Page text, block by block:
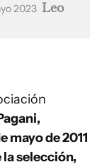
2023 Leo
mayo de 2011
selección,